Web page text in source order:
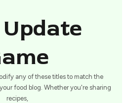
any of these titles to match the
food blog. Whether you're sharing
recipes,